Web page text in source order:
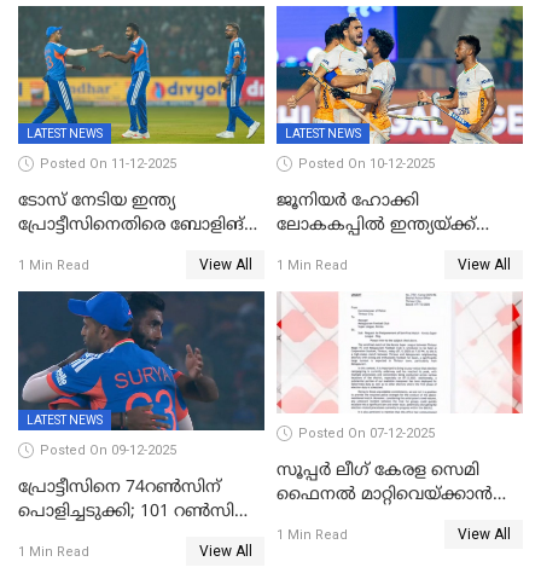
LATEST NEWS
Posted On 11-12-2025
ടോസ് നേടിയ ഇന്ത്യ
പ്രോട്ടീസിനെതിരെ ബോളിങ്
1 Min Read View All
LATEST NEWS
Posted On 10-12-2025
ജൂനിയര്‍ ഹോക്കി
ലോകകപ്പിൽ ഇന്ത്യയ്ക്ക്
1 Min Read View All
LATEST NEWS
Posted On 09-12-2025
പ്രോട്ടീസിനെ 74റൺസിന്‌
പൊളിച്ചടുക്കി; 101 റൺസിന്റെ
വിക്കറ്റ് തികയ്ക്കുന്ന
1 Min Read View All
Posted On 07-12-2025
സൂപ്പർ ലീഗ് കേരള സെമി
ഫൈനൽ മാറ്റിവെയ്ക്കാൻ
1 Min Read View All